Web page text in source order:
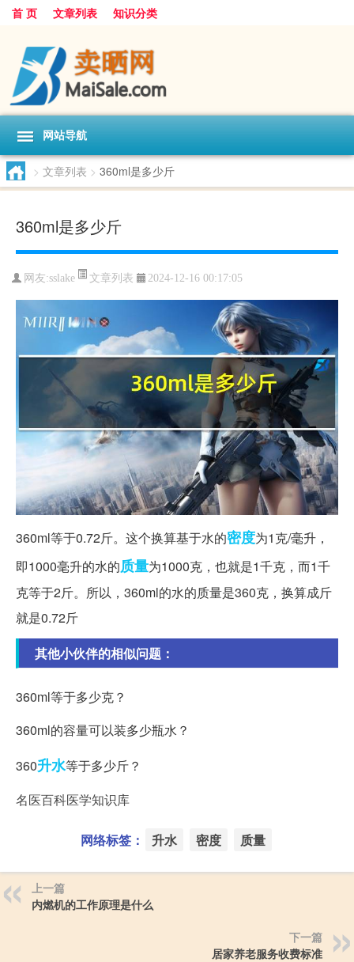
首 页 文章列表 知识分类
网站导航
> 文章列表 > 360ml是多少斤
360ml是多少斤
网友:sslake 文章列表 2024-12-16 00:17:05
360ml等于0.72斤。这个换算基于水的密度为1克/毫升，
即1000毫升的水的质量为1000克，也就是1千克，而1千
克等于2斤。所以，360ml的水的质量是360克，换算成斤
就是0.72斤
其他小伙伴的相似问题：
360ml等于多少克？
360ml的容量可以装多少瓶水？
360升水等于多少斤？
名医百科医学知识库
网络标签： 升水 密度 质量
上一篇
内燃机的工作原理是什么
下一篇
居家养老服务收费标准